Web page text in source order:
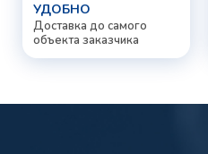
УДОБНО
Доставка до самого
объекта заказчика